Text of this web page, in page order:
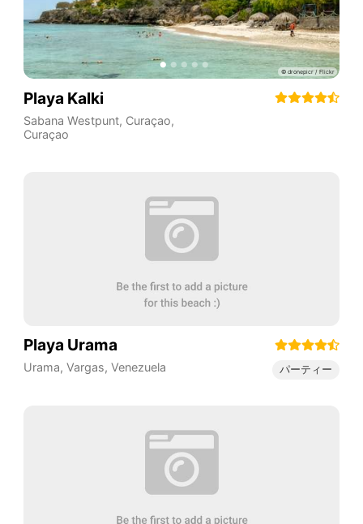
Playa Kalki
Sabana Westpunt, Curaçao,
Curaçao
Playa Urama
Urama, Vargas, Venezuela パーティー